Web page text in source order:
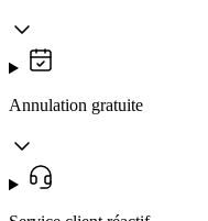
Annulation gratuite